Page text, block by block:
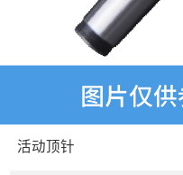
活动顶针